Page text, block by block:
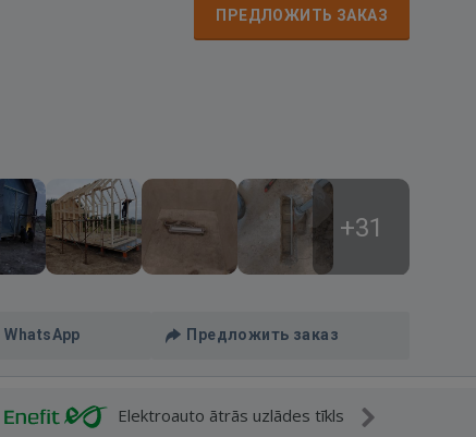
ПРЕДЛОЖИТЬ ЗАКАЗ
+31
WhatsApp Предложить заказ
Elektroauto ātrās uzlādes tīkls